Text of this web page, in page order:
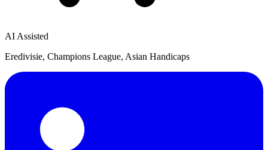
AI Assisted
Eredivisie, Champions League, Asian Handicaps